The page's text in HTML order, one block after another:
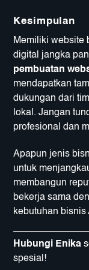
Kesimpulan
Memiliki website
digital jangka
pembuatan
mendapatkan
dukungan dari
lokal. Jangan
profesional dan
Apapun jenis
untuk
membangun
bekerja sama
kebutuhan bisnis
Hubungi Enika
spesial!